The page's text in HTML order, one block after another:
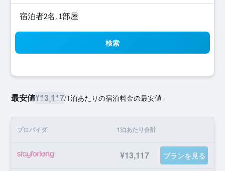
宿泊者2名, 1​部屋
検索
最安値¥13,117/1泊あたりの宿泊料金の最安値
プロバイダ 1泊あたり合計
¥13,117 プランを見る